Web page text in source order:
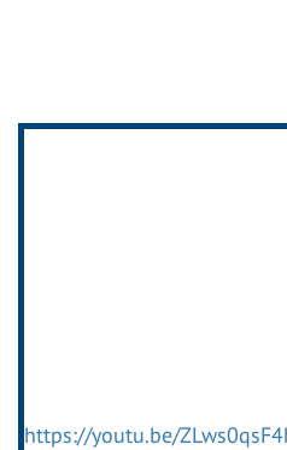
https://youtu.be/